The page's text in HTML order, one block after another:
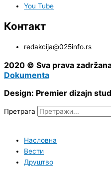
You Tube
Контакт
redakcija@025info.rs
2020 © Sva prava
Dokumenta
Design: Premier dizajn
Претрага
Насловна
Вести
Друштво